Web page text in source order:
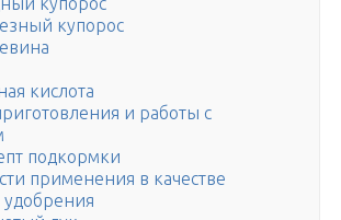
купорос
кислота
и работы с
подкормки
применения в качестве
удобрения